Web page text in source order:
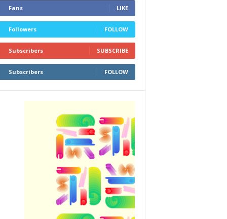
Fans LIKE
Followers FOLLOW
Subscribers SUBSCRIBE
Subscribers FOLLOW